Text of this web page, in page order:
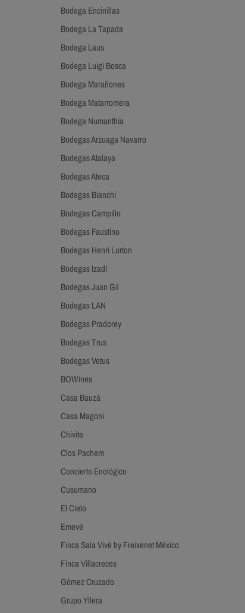
Bodega Encinillas
Bodega La Tapada
Bodega Laus
Bodega Luigi Bosca
Bodega Marañones
Bodega Matarromera
Bodega Numanthia
Bodegas Arzuaga Navarro
Bodegas Atalaya
Bodegas Ateca
Bodegas Bianchi
Bodegas Campillo
Bodegas Faustino
Bodegas Henri Lurton
Bodegas Izadi
Bodegas Juan Gil
Bodegas LAN
Bodegas Pradorey
Bodegas Trus
Bodegas Vetus
BOWines
Casa Bauzá
Casa Magoni
Chivite
Clos Pachem
Concierto Enológico
Cusumano
El Cielo
Emevé
Finca Sala Vivé by Freixenet México
Finca Villacreces
Gómez Cruzado
Grupo Yllera